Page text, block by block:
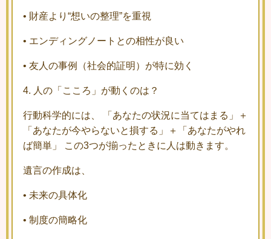
• 財産より“想いの整理”を重視
• エンディングノートとの相性が良い
• 友人の事例（社会的証明）が特に効く
4. 人の「こころ」が動くのは？
行動科学的には、 「あなたの状況に当てはまる」＋
「あなたが今やらないと損する」＋「あなたがやれ
ば簡単」 この3つが揃ったときに人は動きます。
遺言の作成は、
• 未来の具体化
• 制度の簡略化